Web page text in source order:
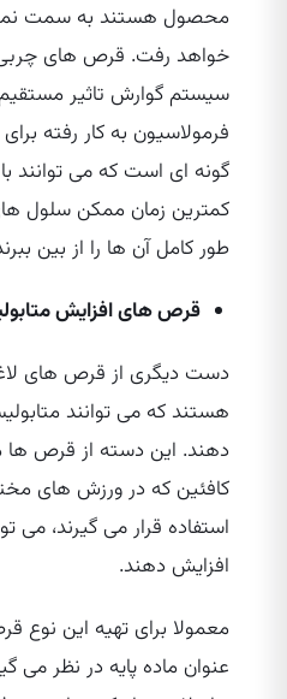
محصول هستند به سمت
خواهد رفت. قرص‌ های چربی
سیستم گوارش تاثیر مستقیم
فرمولاسیون به کار رفته
گونه‌ ای است که می‌ توانند
کمترین زمان ممکن سلول‌
طور کامل آن ها را از بین
قرص‌ های افزایش
دست دیگری از قرص‌ های
هستند که می‌ توانند
دهند. این دسته از قرص‌ ها
کافئین که در ورزش‌ های
استفاده قرار می‌ گیرند، می‌
افزایش دهند.
معمولا برای تهیه این نوع
عنوان ماده پایه در نظر